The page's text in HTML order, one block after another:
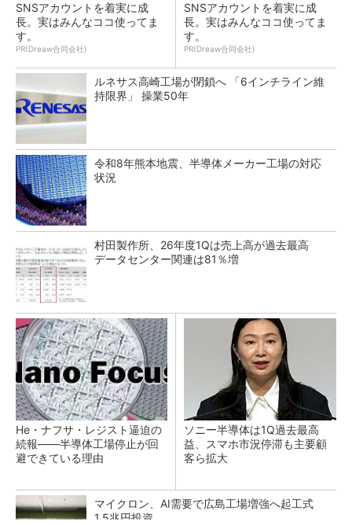
SNSアカウントを着実に成
長。実はみんなココ使ってま
す。
PR(Dreaw合同会社)
SNSアカウントを着実に成
長。実はみんなココ使ってま
す。
PR(Dreaw合同会社)
ルネサス高崎工場が閉鎖へ 「6インチライン維
持限界」 操業50年
令和8年熊本地震、半導体メーカー工場の対応
状況
村田製作所、26年度1Qは売上高が過去最高
データセンター関連は81％増
He・ナフサ・レジスト逼迫の
続報――半導体工場停止が回
避できている理由
ソニー半導体は1Q過去最高
益、スマホ市況停滞も主要顧
客ら拡大
マイクロン、AI需要で広島工場増強へ起工式
1.5兆円投資